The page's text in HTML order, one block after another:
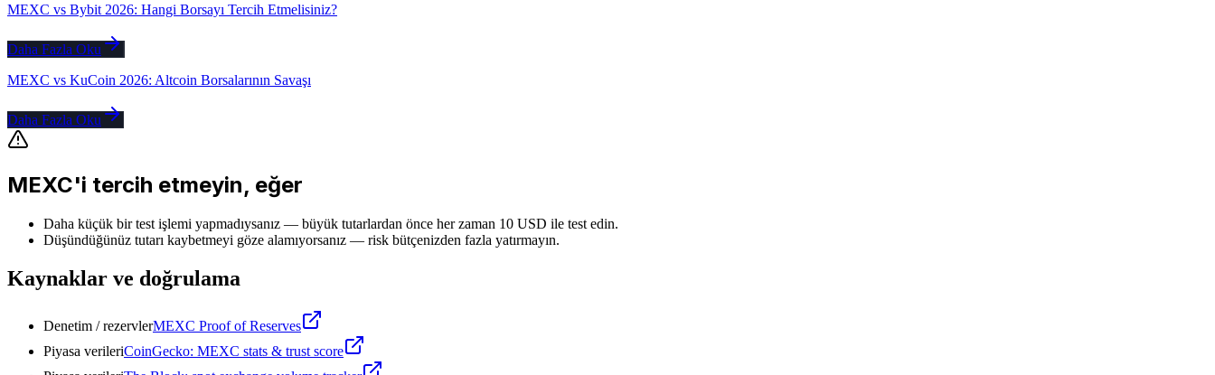
MEXC vs Bybit 2026: Hangi Borsayı Tercih Etmelisiniz?
Daha Fazla Oku
MEXC vs KuCoin 2026: Altcoin Borsalarının Savaşı
Daha Fazla Oku
MEXC'i tercih etmeyin, eğer
Daha küçük bir test işlemi yapmadıysanız — büyük tutarlardan önce her zaman 10 USD ile test edin.
Düşündüğünüz tutarı kaybetmeyi göze alamıyorsanız — risk bütçenizden fazla yatırmayın.
Kaynaklar ve doğrulama
Denetim / rezervlerMEXC Proof of Reserves
Piyasa verileriCoinGecko: MEXC stats & trust score